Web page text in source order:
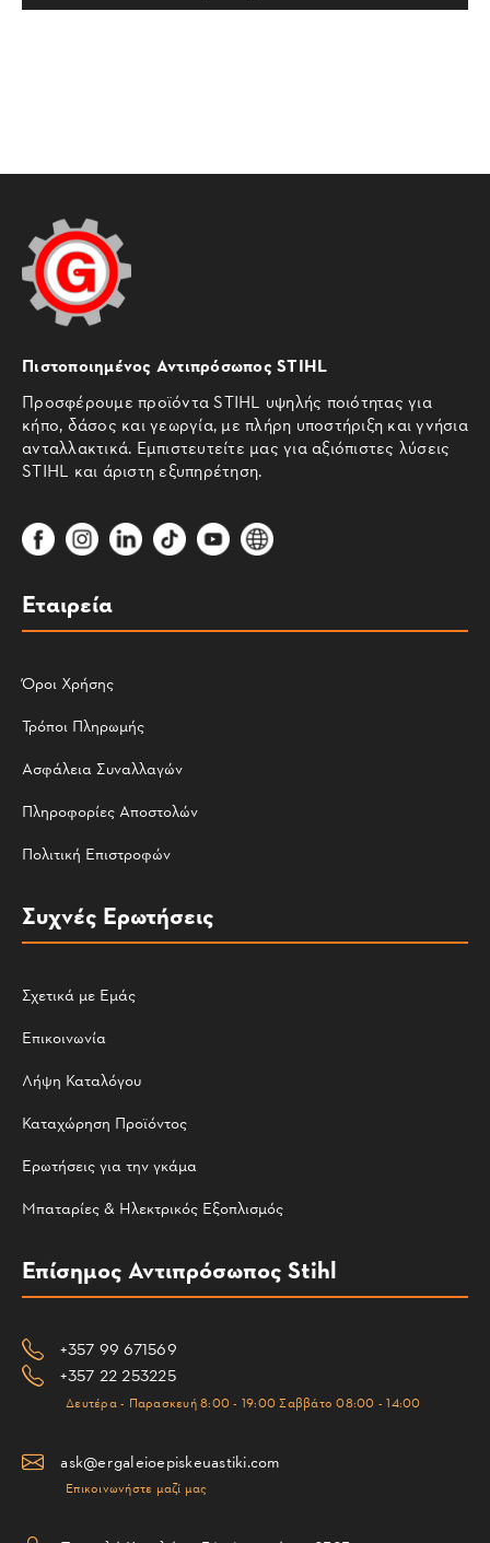
Πιστοποιημένος Αντιπρόσωπος STIHL
Προσφέρουμε προϊόντα STIHL υψηλής ποιότητας για
κήπο, δάσος και γεωργία, με πλήρη υποστήριξη και γνήσια
ανταλλακτικά. Εμπιστευτείτε μας για αξιόπιστες λύσεις
STIHL και άριστη εξυπηρέτηση.
Εταιρεία
Όροι Χρήσης
Τρόποι Πληρωμής
Ασφάλεια Συναλλαγών
Πληροφορίες Αποστολών
Πολιτική Επιστροφών
Συχνές Ερωτήσεις
Σχετικά με Εμάς
Επικοινωνία
Λήψη Καταλόγου
Καταχώρηση Προϊόντος
Ερωτήσεις για την γκάμα
Μπαταρίες & Ηλεκτρικός Εξοπλισμός
Επίσημος Αντιπρόσωπος Stihl
+357 99 671569
+357 22 253225
Δευτέρα - Παρασκευή 8:00 - 19:00 Σαββάτο 08:00 - 14:00
ask@ergaleioepiskeuastiki.com
Επικοινωνήστε μαζί μας